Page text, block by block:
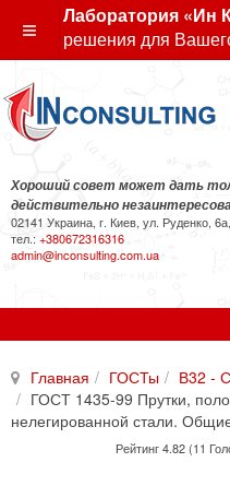
Лаборатория «Ин
решения для
Хороший совет может дать
действительно
02141 Украина, г. Киев, ул. Руденко,
тел.: +380672316316
admin@inconsulting.com.ua
Главная ГОСТы
В32 -
ГОСТ 1435-99 Прутки,
нелегированной стали.
Рейтинг 4.82 (11